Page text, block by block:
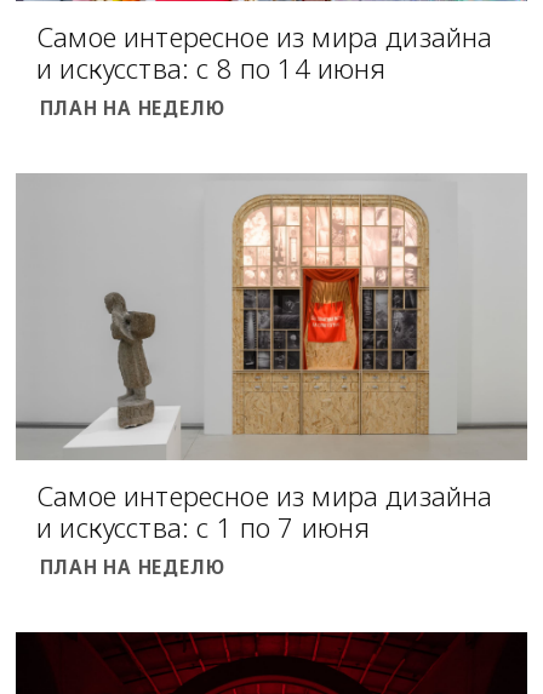
Самое интересное из мира дизайна
и искусства: с 8 по 14 июня
ПЛАН НА НЕДЕЛЮ
Самое интересное из мира дизайна
и искусства: с 1 по 7 июня
ПЛАН НА НЕДЕЛЮ